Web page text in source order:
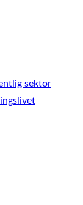
sektor